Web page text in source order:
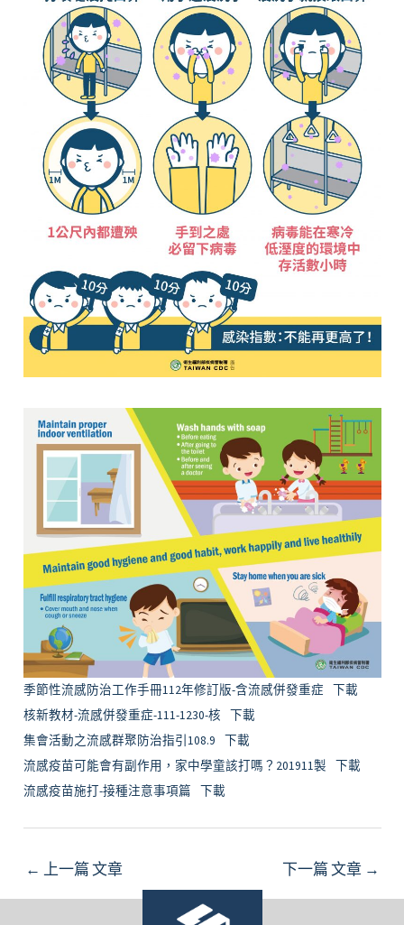
季節性流感防治工作手冊112年修訂版-含流感併發重症
下載
核新教材-流感併發重症-111-1230-核
下載
集會活動之流感群聚防治指引108.9
下載
流感疫苗可能會有副作用，家中學童該打嗎？201911製
下載
流感疫苗施打-接種注意事項篇
下載
← 上一篇 文章 下一篇 文章 →